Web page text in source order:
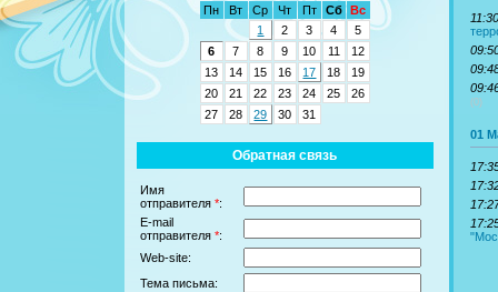
Пн
Вт Ср Чт Пт Сб
Вс
1
2 3 4
5
6
7 8 9 10 11
12
13
14 15 16 17 18
19
20
21 22 23 24 25
26
27
28 29 30 31
Обратная связь
Имя
отправителя *:
E-mail
отправителя *:
Web-site:
Тема письма:
11:30
(0)
01